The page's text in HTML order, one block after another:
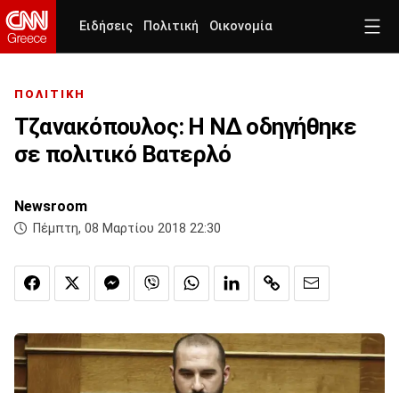
Ειδήσεις Πολιτική Οικονομία
ΠΟΛΙΤΙΚΗ
Τζανακόπουλος: Η ΝΔ οδηγήθηκε
σε πολιτικό Βατερλό
Newsroom
Πέμπτη, 08 Μαρτίου 2018 22:30